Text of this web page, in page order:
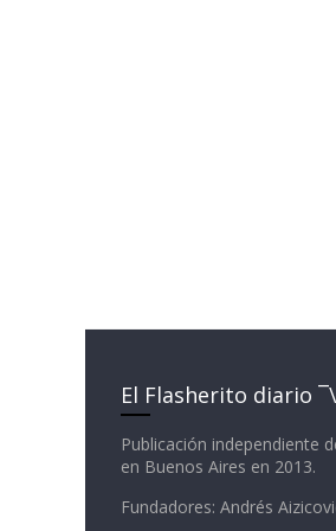
El Flasherito diario
Publicación independiente
en Buenos Aires en 2013.
Fundadores: Andrés